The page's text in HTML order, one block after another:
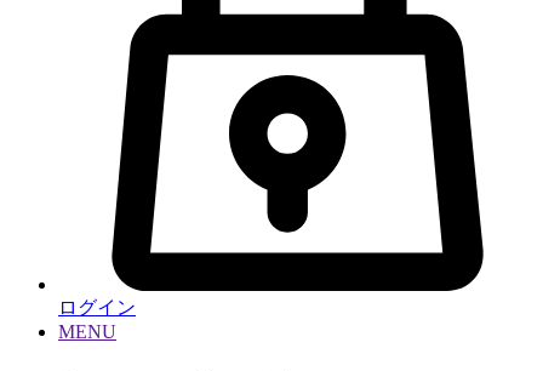
ログイン
MENU